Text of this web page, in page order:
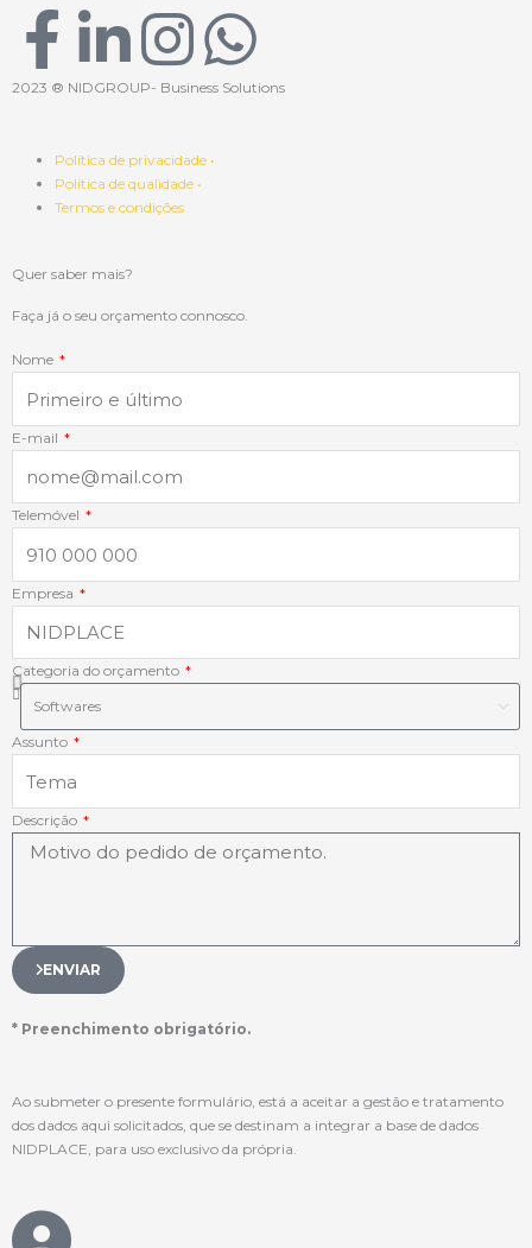
F
a
c
e
b
o
o
k
-
f
L
i
n
k
e
d
i
n
-
i
n
I
n
s
t
g
r
a
m
W
h
a
p
p
2023 ® NIDGROUP- Business Solutions
Política de privacidade •
Política de qualidade •
Termos e condições
Quer saber mais?
Faça já o seu orçamento connosco.
Nome
E-mail
Telemóvel
Empresa
Categoria do orçamento
Assunto
Descrição
ENVIAR
* Preenchimento obrigatório.
Ao submeter o presente formulário, está a aceitar a gestão e tratamento
dos dados aqui solicitados, que se destinam a integrar a base de dados
NIDPLACE, para uso exclusivo da própria.